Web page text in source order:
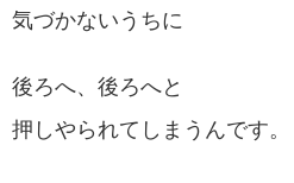
気づかないうちに
後ろへ、後ろへと
押しやられてしまうんです。